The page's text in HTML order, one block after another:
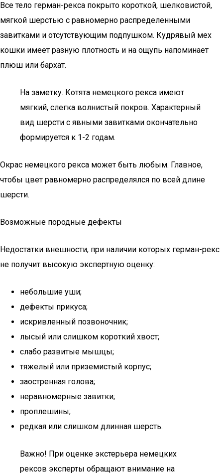
Все тело герман-рекса покрыто короткой, шелковистой,
мягкой шерстью с равномерно распределенными
завитками и отсутствующим подпушком. Кудрявый мех
кошки имеет разную плотность и на ощупь напоминает
плюш или бархат.
На заметку. Котята немецкого рекса имеют
мягкий, слегка волнистый покров. Характерный
вид шерсти с явными завитками окончательно
формируется к 1-2 годам.
Окрас немецкого рекса может быть любым. Главное,
чтобы цвет равномерно распределялся по всей длине
шерсти.
Возможные породные дефекты
Недостатки внешности, при наличии которых герман-рекс
не получит высокую экспертную оценку:
небольшие уши;
дефекты прикуса;
искривленный позвоночник;
лысый или слишком короткий хвост;
слабо развитые мышцы;
тяжелый или приземистый корпус;
заостренная голова;
неравномерные завитки;
проплешины;
редкая или слишком длинная шерсть.
Важно! При оценке экстерьера немецких
рексов эксперты обращают внимание на